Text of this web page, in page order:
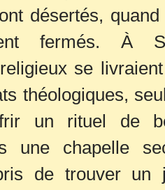
désertés,
fermés. À
se
théologiques,
un rituel de
une chapelle
de trouver un